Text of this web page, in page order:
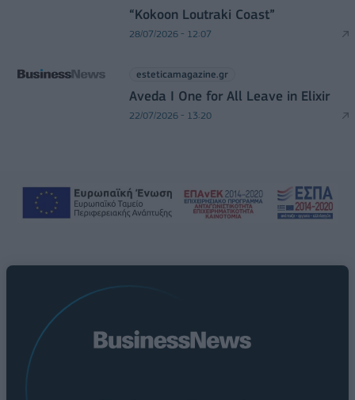
“Kokoon Loutraki Coast”
28/07/2026 - 12:07
esteticamagazine.gr
Aveda I One for All Leave in Elixir
22/07/2026 - 13:20